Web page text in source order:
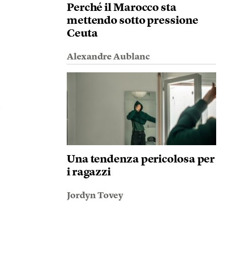
Perché il Marocco sta
mettendo sotto pressione
Ceuta
Alexandre Aublanc
Una tendenza pericolosa per
i ragazzi
Jordyn Tovey